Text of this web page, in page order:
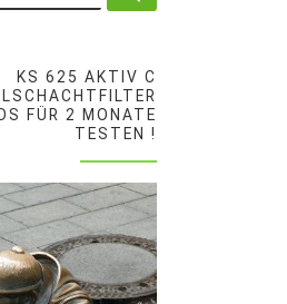
KS 625 AKTIV C
FÜR 2 MONATE
TESTEN !